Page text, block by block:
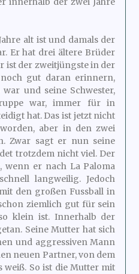
alt ist und damals der
Er hat drei ältere Brüder
ist der zweitjüngste in der
gut daran erinnern,
und seine Schwester,
war, immer für in
hat. Das ist jetzt nicht
aber in den zwei
Zwar sagt er nun seine
trotzdem nicht viel. Der
er nach La Paloma
langweilig. Jedoch
den großen Fussball in
ziemlich gut für sein
klein ist. Innerhalb der
Seine Mutter hat sich
und aggressiven Mann
neuen Partner, von dem
weiß. So ist die Mutter mit